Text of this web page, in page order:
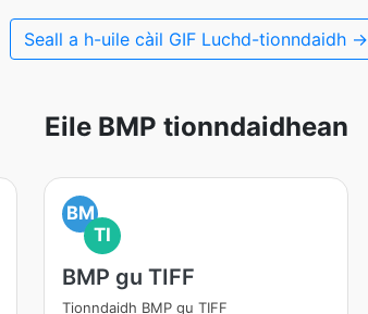
Seall a h-uile càil GIF Luchd-tionndaidh →
Eile BMP tionndaidhean
BM
TI
BMP gu TIFF
Tionndaidh BMP gu TIFF